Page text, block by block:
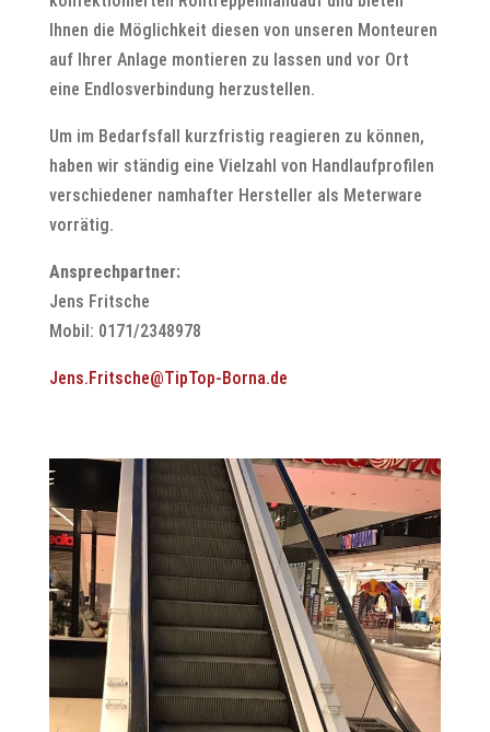
Ihnen die Möglichkeit diesen von unseren Monteuren
auf Ihrer Anlage montieren zu lassen und vor Ort
eine Endlosverbindung herzustellen.
Um im Bedarfsfall kurzfristig reagieren zu können,
haben wir ständig eine Vielzahl von Handlaufprofilen
verschiedener namhafter Hersteller als Meterware
vorrätig.
Ansprechpartner:
Jens Fritsche
Mobil: 0171/2348978
Jens.Fritsche@TipTop-Borna.de